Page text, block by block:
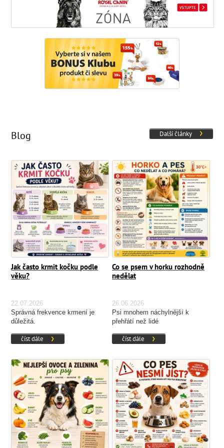
Další články
Blog
Jak často krmit kočku podle
věku?
22.07.2026
Správná frekvence krmení je
důležitá.
číst dále
Co se psem v horku rozhodně
nedělat
26.06.2026
Psi mnohem náchylnější k
přehřátí než lidé
číst dále